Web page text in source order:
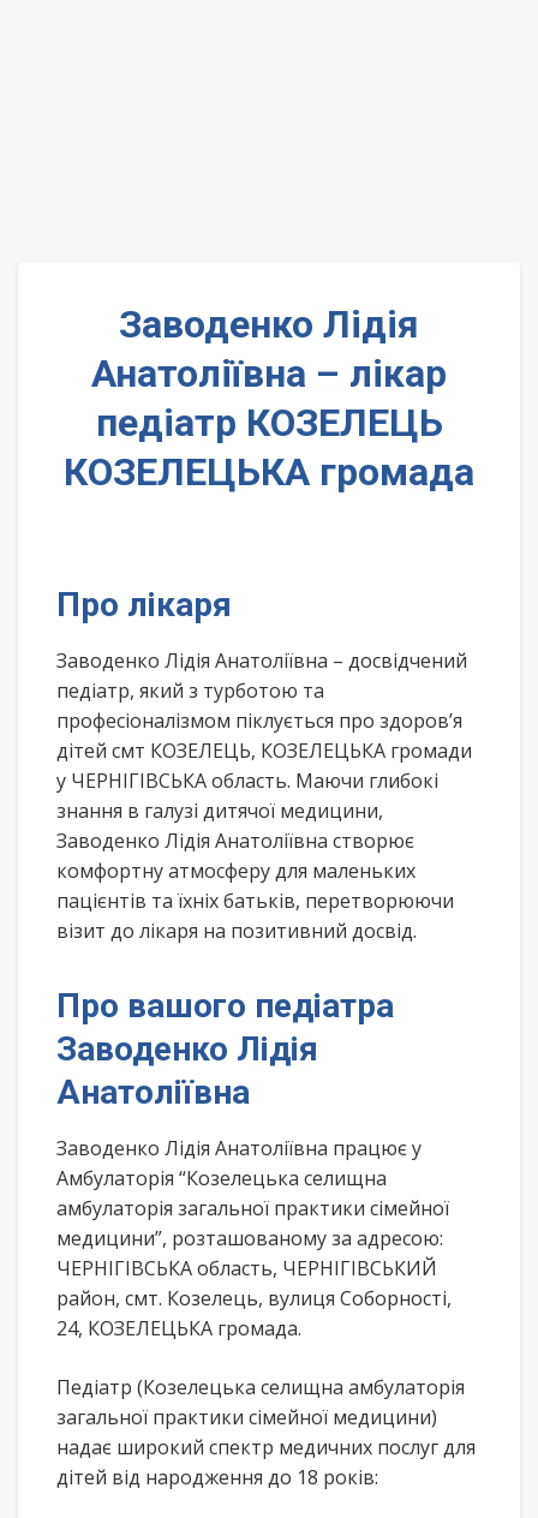
Заводенко Лідія
Анатоліївна – лікар
педіатр КОЗЕЛЕЦЬ
КОЗЕЛЕЦЬКА громада
Про лікаря
Заводенко Лідія Анатоліївна – досвідчений
педіатр, який з турботою та
професіоналізмом піклується про здоров’я
дітей смт КОЗЕЛЕЦЬ, КОЗЕЛЕЦЬКА громади
у ЧЕРНІГІВСЬКА область. Маючи глибокі
знання в галузі дитячої медицини,
Заводенко Лідія Анатоліївна створює
комфортну атмосферу для маленьких
пацієнтів та їхніх батьків, перетворюючи
візит до лікаря на позитивний досвід.
Про вашого педіатра
Заводенко Лідія
Анатоліївна
Заводенко Лідія Анатоліївна працює у
Амбулаторія “Козелецька селищна
амбулаторія загальної практики сімейної
медицини”, розташованому за адресою:
ЧЕРНІГІВСЬКА область, ЧЕРНІГІВСЬКИЙ
район, смт. Козелець, вулиця Соборності,
24, КОЗЕЛЕЦЬКА громада.
Педіатр (Козелецька селищна амбулаторія
загальної практики сімейної медицини)
надає широкий спектр медичних послуг для
дітей від народження до 18 років: